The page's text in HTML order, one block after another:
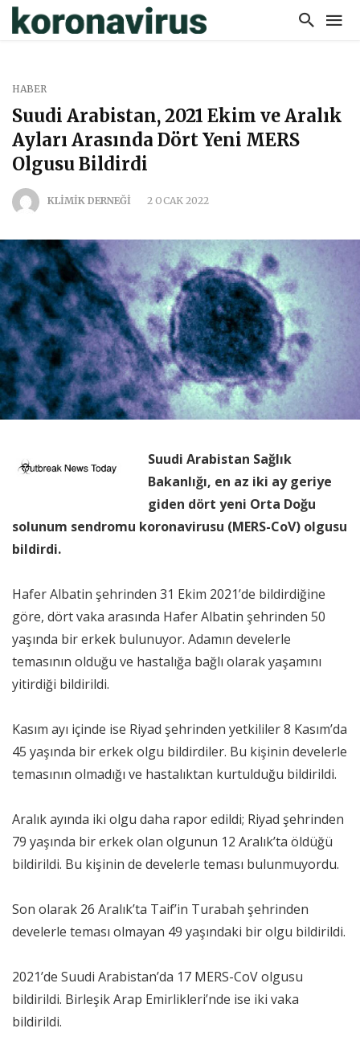
HABER
Suudi Arabistan, 2021 Ekim ve Aralık
Ayları Arasında Dört Yeni MERS
Olgusu Bildirdi
KLİMİK DERNEĞİ 2 OCAK 2022
Suudi Arabistan Sağlık
Bakanlığı, en az iki ay geriye
giden dört yeni Orta Doğu
solunum sendromu koronavirusu (MERS-CoV) olgusu
bildirdi.
Hafer Albatin şehrinden 31 Ekim 2021’de bildirdiğine
göre, dört vaka arasında Hafer Albatin şehrinden 50
yaşında bir erkek bulunuyor. Adamın develerle
temasının olduğu ve hastalığa bağlı olarak yaşamını
yitirdiği bildirildi.
Kasım ayı içinde ise Riyad şehrinden yetkililer 8 Kasım’da
45 yaşında bir erkek olgu bildirdiler. Bu kişinin develerle
temasının olmadığı ve hastalıktan kurtulduğu bildirildi.
Aralık ayında iki olgu daha rapor edildi; Riyad şehrinden
79 yaşında bir erkek olan olgunun 12 Aralık’ta öldüğü
bildirildi. Bu kişinin de develerle teması bulunmuyordu.
Son olarak 26 Aralık’ta Taif’in Turabah şehrinden
develerle teması olmayan 49 yaşındaki bir olgu bildirildi.
2021’de Suudi Arabistan’da 17 MERS-CoV olgusu
bildirildi. Birleşik Arap Emirlikleri’nde ise iki vaka
bildirildi.